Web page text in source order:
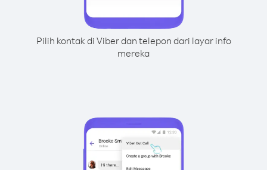
Pilih kontak di Viber dan telepon dari layar info
mereka